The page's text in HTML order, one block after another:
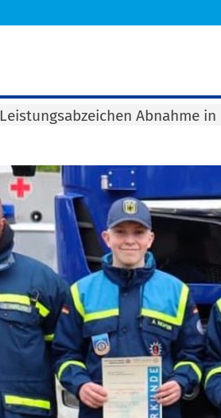
Leistungsabzeichen Abnahme